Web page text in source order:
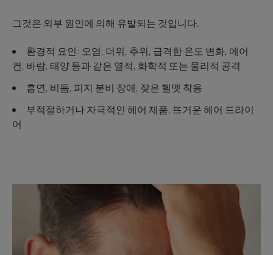
그것은 외부 원인에 의해 유발되는 것입니다.
환경적 요인: 오염, 더위, 추위, 급격한 온도 변화, 에어
컨, 바람, 태양 등과 같은 열적, 화학적 또는 물리적 공격
흡연, 비듬, 피지 분비 장애, 잦은 헬멧 착용
부적절하거나 자극적인 헤어 제품, 뜨거운 헤어 드라이
어